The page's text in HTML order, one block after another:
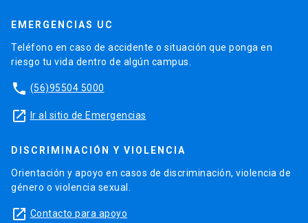
EMERGENCIAS UC
Teléfono en caso de accidente o situación que ponga en
riesgo tu vida dentro de algún campus.
phone (56)95504 5000
launch Ir al sitio de Emergencias
DISCRIMINACIÓN Y VIOLENCIA
Orientación y apoyo en casos de discriminación, violencia de
género o violencia sexual.
launch Contacto para apoyo